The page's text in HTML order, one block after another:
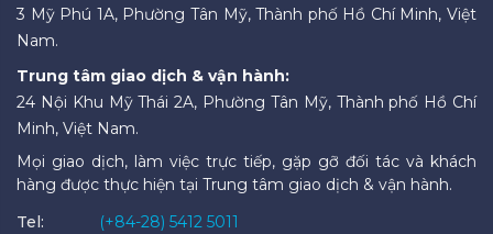
3 Mỹ Phú 1A, Phường Tân Mỹ, Thành phố Hồ Chí Minh, Việt
Nam.
Trung tâm giao dịch & vận hành:
24 Nội Khu Mỹ Thái 2A, Phường Tân Mỹ, Thành phố Hồ Chí
Minh, Việt Nam.
Mọi giao dịch, làm việc trực tiếp, gặp gỡ đối tác và khách
hàng được thực hiện tại Trung tâm giao dịch & vận hành.
Tel:
(+84-28) 5412 5011